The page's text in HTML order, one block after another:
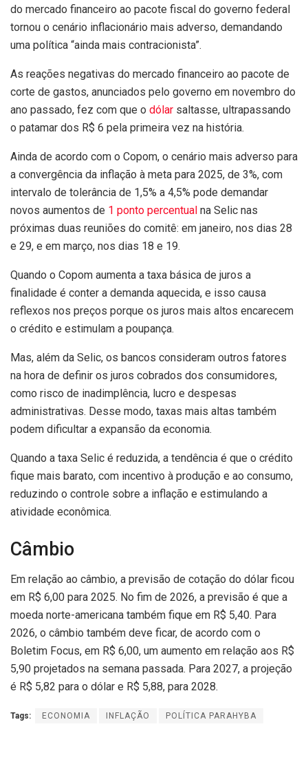
do mercado financeiro ao pacote fiscal do governo federal
tornou o cenário inflacionário mais adverso, demandando
uma política “ainda mais contracionista”.
As reações negativas do mercado financeiro ao pacote de
corte de gastos, anunciados pelo governo em novembro do
ano passado, fez com que o dólar saltasse, ultrapassando
o patamar dos R$ 6 pela primeira vez na história.
Ainda de acordo com o Copom, o cenário mais adverso para
a convergência da inflação à meta para 2025, de 3%, com
intervalo de tolerância de 1,5% a 4,5% pode demandar
novos aumentos de 1 ponto percentual na Selic nas
próximas duas reuniões do comitê: em janeiro, nos dias 28
e 29, e em março, nos dias 18 e 19.
Quando o Copom aumenta a taxa básica de juros a
finalidade é conter a demanda aquecida, e isso causa
reflexos nos preços porque os juros mais altos encarecem
o crédito e estimulam a poupança.
Mas, além da Selic, os bancos consideram outros fatores
na hora de definir os juros cobrados dos consumidores,
como risco de inadimplência, lucro e despesas
administrativas. Desse modo, taxas mais altas também
podem dificultar a expansão da economia.
Quando a taxa Selic é reduzida, a tendência é que o crédito
fique mais barato, com incentivo à produção e ao consumo,
reduzindo o controle sobre a inflação e estimulando a
atividade econômica.
Câmbio
Em relação ao câmbio, a previsão de cotação do dólar ficou
em R$ 6,00 para 2025. No fim de 2026, a previsão é que a
moeda norte-americana também fique em R$ 5,40. Para
2026, o câmbio também deve ficar, de acordo com o
Boletim Focus, em R$ 6,00, um aumento em relação aos R$
5,90 projetados na semana passada. Para 2027, a projeção
é R$ 5,82 para o dólar e R$ 5,88, para 2028.
Tags: ECONOMIA INFLAÇÃO POLÍTICA PARAHYBA